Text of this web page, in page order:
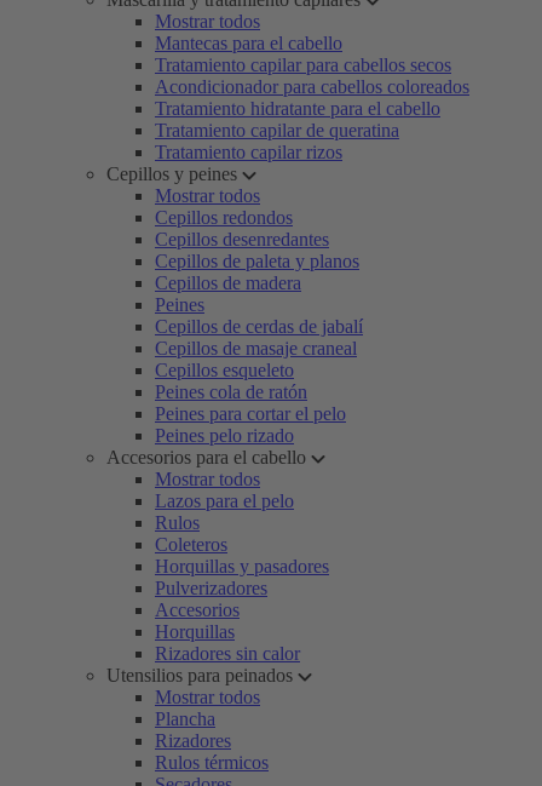
Mostrar todos
Mantecas para el cabello
Tratamiento capilar para cabellos secos
Acondicionador para cabellos coloreados
Tratamiento hidratante para el cabello
Tratamiento capilar de queratina
Tratamiento capilar rizos
Cepillos y peines
Mostrar todos
Cepillos redondos
Cepillos desenredantes
Cepillos de paleta y planos
Cepillos de madera
Peines
Cepillos de cerdas de jabalí
Cepillos de masaje craneal
Cepillos esqueleto
Peines cola de ratón
Peines para cortar el pelo
Peines pelo rizado
Accesorios para el cabello
Mostrar todos
Lazos para el pelo
Rulos
Coleteros
Horquillas y pasadores
Pulverizadores
Accesorios
Horquillas
Rizadores sin calor
Utensilios para peinados
Mostrar todos
Plancha
Rizadores
Rulos térmicos